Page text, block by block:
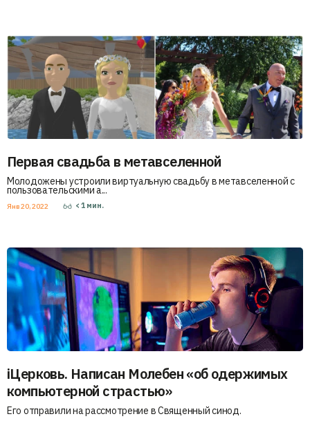
Первая свадьба в метавселенной
Молодожены устроили виртуальную свадьбу в метавселенной с
пользовательскими а...
Янв 20, 2022 < 1 мин.
iЦерковь. Написан Молебен «об одержимых
компьютерной страстью»
Его отправили на рассмотрение в Священный синод.